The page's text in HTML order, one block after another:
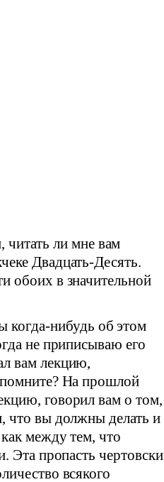
читать ли мне вам
Двадцать-Десять.
обоих в значительной
когда-нибудь об этом
не приписываю его
вам лекцию,
помните? На прошлой
говорил вам о том,
что вы должны делать и
между тем, что
Эта пропасть чертовски
всякого